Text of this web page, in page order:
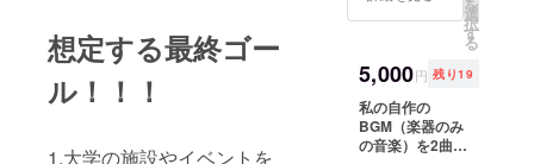
想定する最終ゴー
ル！！！
1.大学の施設やイベントを
選
択
す
る
5,000円 残り19
私の自作の
BGM（楽器のみ
の音楽）を2曲を